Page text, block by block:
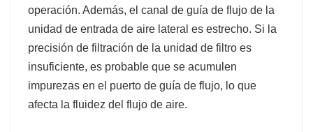
operación. Además, el canal de guía de flujo de la
unidad de entrada de aire lateral es estrecho. Si la
precisión de filtración de la unidad de filtro es
insuficiente, es probable que se acumulen
impurezas en el puerto de guía de flujo, lo que
afecta la fluidez del flujo de aire.